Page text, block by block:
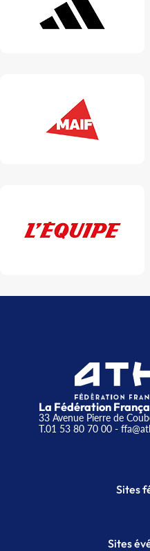
La Fédération
33 Avenue Pierre de
T.01 53 80 70 00-
Sites
Sites